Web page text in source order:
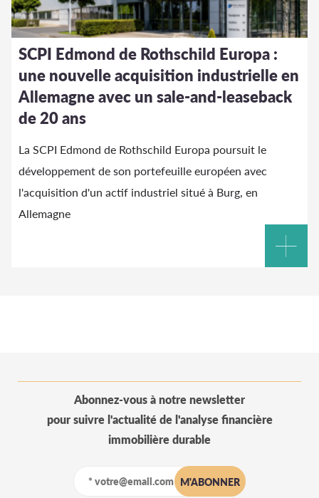
SCPI Edmond de Rothschild Europa :
une nouvelle acquisition industrielle en
Allemagne avec un sale-and-leaseback
de 20 ans
La SCPI Edmond de Rothschild Europa poursuit le
développement de son portefeuille européen avec
l'acquisition d'un actif industriel situé à Burg, en
Allemagne
Abonnez-vous à notre newsletter
pour suivre l'actualité de l'analyse financière
immobilière durable